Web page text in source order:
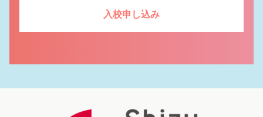
入校申し込み